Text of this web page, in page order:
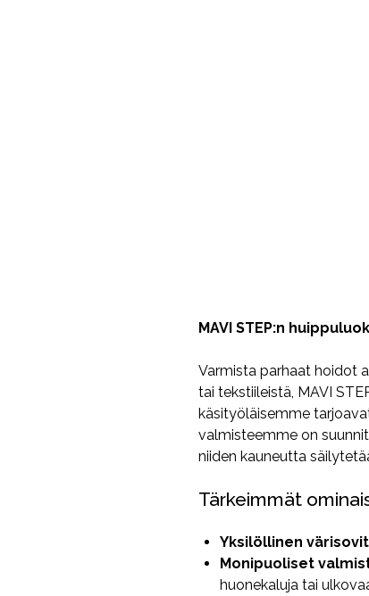
MAVI STEP:n
Varmista parhaat hoidot
tai tekstiileistä, MAVI
käsityöläisemme
valmisteemme on
niiden kauneutta
Tärkeimmät
Yksilöllinen
Monipuoliset
huonekaluja tai